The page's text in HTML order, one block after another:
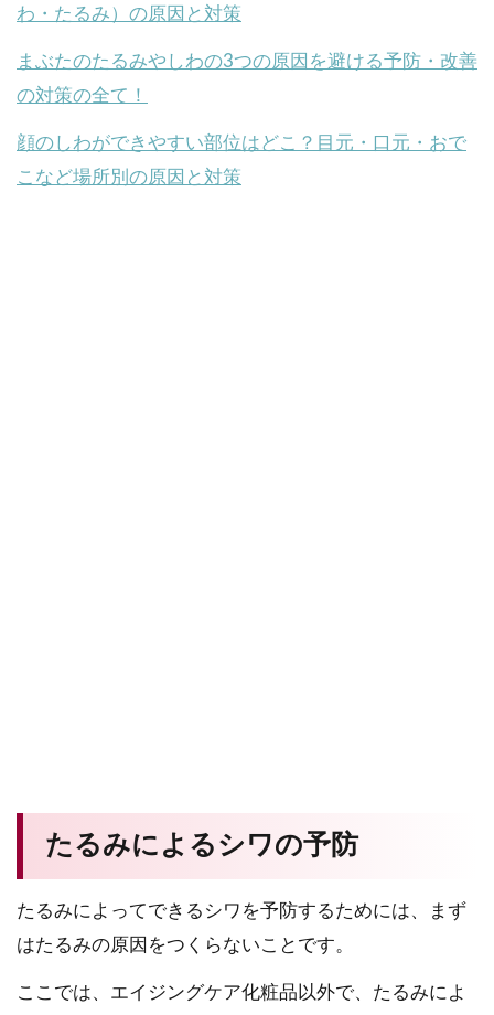
わ・たるみ）の原因と対策
まぶたのたるみやしわの3つの原因を避ける予防・改善
の対策の全て！
顔のしわができやすい部位はどこ？目元・口元・おで
こなど場所別の原因と対策
たるみによるシワの予防
たるみによってできるシワを予防するためには、まず
はたるみの原因をつくらないことです。
ここでは、エイジングケア化粧品以外で、たるみによ